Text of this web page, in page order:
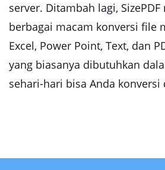
server. Ditambah lagi,
berbagai macam konversi file
Excel, Power Point, Text, dan
yang biasanya dibutuhkan
sehari-hari bisa Anda konversi